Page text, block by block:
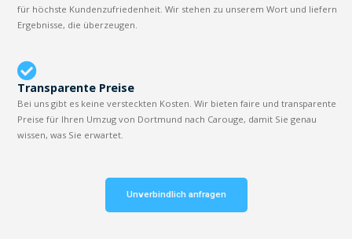
für höchste Kundenzufriedenheit. Wir stehen zu unserem Wort und liefern
Ergebnisse, die überzeugen.
Transparente Preise
Bei uns gibt es keine versteckten Kosten. Wir bieten faire und transparente
Preise für Ihren Umzug von Dortmund nach Carouge, damit Sie genau
wissen, was Sie erwartet.
Unverbindlich anfragen